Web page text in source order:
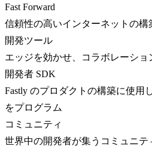
Fast Forward
信頼性の高いインターネットの構
開発ツール
エッジを効かせ、コラボレーシ
開発者 SDK
Fastly のプロダクトの構築に使用
をプログラム
コミュニティ
世界中の開発者が集うコミュニテ